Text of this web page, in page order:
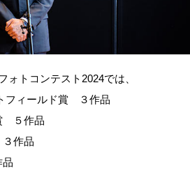
ォトコンテスト2024では、
フィールド賞 ３作品
５作品
作品